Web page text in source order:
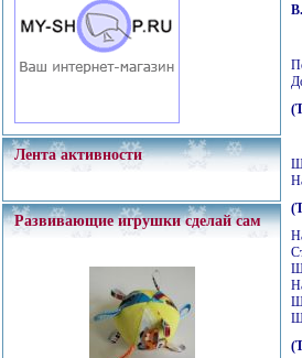
Лента активности
Развивающие игрушки сделай сам